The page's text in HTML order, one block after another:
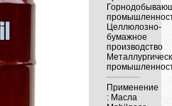
Целлюлозно-
бумажное
производство
Применение
: Масла